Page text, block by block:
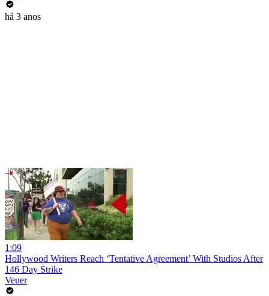
há 3 anos
1:09
Hollywood Writers Reach ‘Tentative Agreement’ With Studios After
146 Day Strike
Veuer